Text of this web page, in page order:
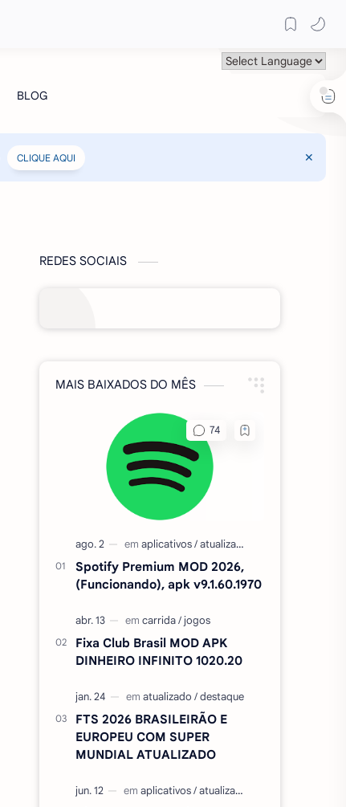
CLIQUE AQUI
REDES SOCIAIS
MAIS BAIXADOS DO MÊS
Spotify Premium MOD 2026,
(Funcionando), apk v9.1.60.1970
Fixa Club Brasil MOD APK
DINHEIRO INFINITO 1020.20
FTS 2026 BRASILEIRÃO E
EUROPEU COM SUPER
MUNDIAL ATUALIZADO